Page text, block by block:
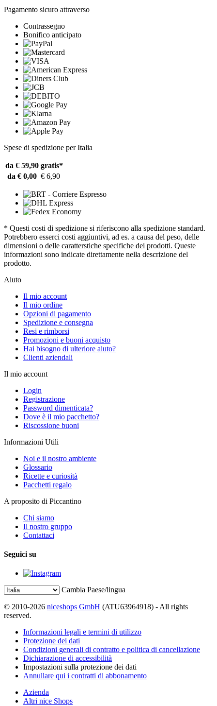
Pagamento sicuro attraverso
Contrassegno
Bonifico anticipato
Spese di spedizione per Italia
da € 59,90 gratis*
da € 0,00 € 6,90
* Questi costi di spedizione si riferiscono alla spedizione standard.
Potrebbero esserci costi aggiuntivi, ad es. a causa del peso, delle
dimensioni o delle caratterstiche specifiche dei prodotti. Queste
informazioni sono indicate direttamente nella descrizione del
prodotto.
Aiuto
Il mio account
Il mio ordine
Opzioni di pagamento
Spedizione e consegna
Resi e rimborsi
Promozioni e buoni acquisto
Hai bisogno di ulteriore aiuto?
Clienti aziendali
Il mio account
Login
Registrazione
Password dimenticata?
Dove è il mio pacchetto?
Riscossione buoni
Informazioni Utili
Noi e il nostro ambiente
Glossario
Ricette e curiosità
Pacchetti regalo
A proposito di Piccantino
Chi siamo
Il nostro gruppo
Contattaci
Seguici su
Cambia Paese/lingua
© 2010-2026 niceshops GmbH (ATU63964918) - All rights
reserved.
Informazioni legali e termini di utilizzo
Protezione dei dati
Condizioni generali di contratto e politica di cancellazione
Dichiarazione di accessibilità
Impostazioni sulla protezione dei dati
Annullare qui i contratti di abbonamento
Azienda
Altri nice Shops